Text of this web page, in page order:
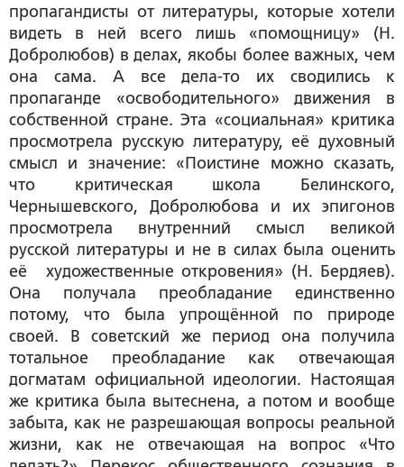
пропагандисты от литературы, которые хотели
видеть в ней всего лишь «помощницу» (Н.
Добролюбов) в делах, якобы более важных, чем
она сама. А все дела-то их сводились к
пропаганде «освободительного» движения в
собственной стране. Эта «социальная» критика
просмотрела русскую литературу, её духовный
смысл и значение: «Поистине можно сказать,
что критическая школа Белинского,
Чернышевского, Добролюбова и их эпигонов
просмотрела внутренний смысл великой
русской литературы и не в силах была оценить
её художественные откровения» (Н. Бердяев).
Она получала преобладание единственно
потому, что была упрощённой по природе
своей. В советский же период она получила
тотальное преобладание как отвечающая
догматам официальной идеологии. Настоящая
же критика была вытеснена, а потом и вообще
забыта, как не разрешающая вопросы реальной
жизни, как не отвечающая на вопрос «Что